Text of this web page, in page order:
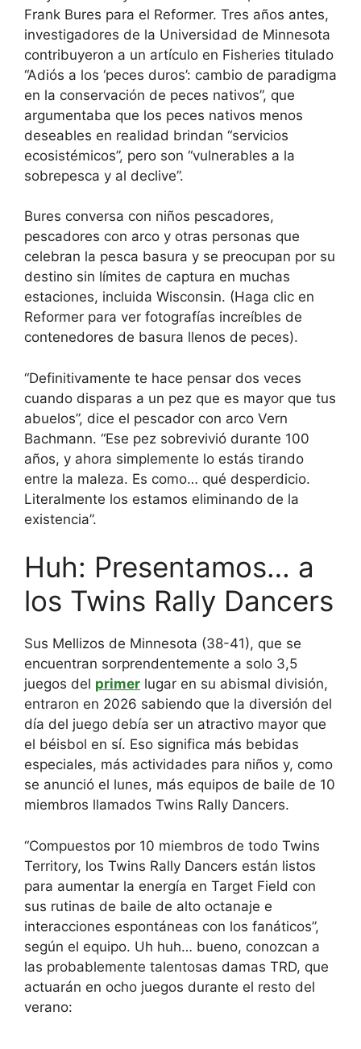
Frank Bures para el Reformer. Tres años antes,
investigadores de la Universidad de Minnesota
contribuyeron a un artículo en Fisheries titulado
“Adiós a los ‘peces duros’: cambio de paradigma
en la conservación de peces nativos”, que
argumentaba que los peces nativos menos
deseables en realidad brindan “servicios
ecosistémicos”, pero son “vulnerables a la
sobrepesca y al declive”.
Bures conversa con niños pescadores,
pescadores con arco y otras personas que
celebran la pesca basura y se preocupan por su
destino sin límites de captura en muchas
estaciones, incluida Wisconsin. (Haga clic en
Reformer para ver fotografías increíbles de
contenedores de basura llenos de peces).
“Definitivamente te hace pensar dos veces
cuando disparas a un pez que es mayor que tus
abuelos”, dice el pescador con arco Vern
Bachmann. “Ese pez sobrevivió durante 100
años, y ahora simplemente lo estás tirando
entre la maleza. Es como… qué desperdicio.
Literalmente los estamos eliminando de la
existencia”.
Huh: Presentamos… a
los Twins Rally Dancers
Sus Mellizos de Minnesota (38-41), que se
encuentran sorprendentemente a solo 3,5
juegos del primer lugar en su abismal división,
entraron en 2026 sabiendo que la diversión del
día del juego debía ser un atractivo mayor que
el béisbol en sí. Eso significa más bebidas
especiales, más actividades para niños y, como
se anunció el lunes, más equipos de baile de 10
miembros llamados Twins Rally Dancers.
“Compuestos por 10 miembros de todo Twins
Territory, los Twins Rally Dancers están listos
para aumentar la energía en Target Field con
sus rutinas de baile de alto octanaje e
interacciones espontáneas con los fanáticos”,
según el equipo. Uh huh… bueno, conozcan a
las probablemente talentosas damas TRD, que
actuarán en ocho juegos durante el resto del
verano: